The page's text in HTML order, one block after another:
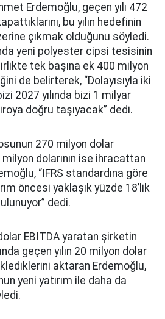
Erdemoğlu, geçen yılı 472
bu yılın hedefinin
çıkmak olduğunu söyledi.
yeni polyester cipsi tesisinin
tek başına ek 400 milyon
de belirterek, “Dolayısıyla iki
2027 yılında bizi 1 milyar
doğru taşıyacak” dedi.
270 milyon dolar
dolarının ise ihracattan
“IFRS standardına göre
öncesi yaklaşık yüzde 18’lik
dedi.
EBITDA yaratan şirketin
geçen yılın 20 milyon dolar
aktaran Erdemoğlu,
yeni yatırım ile daha da